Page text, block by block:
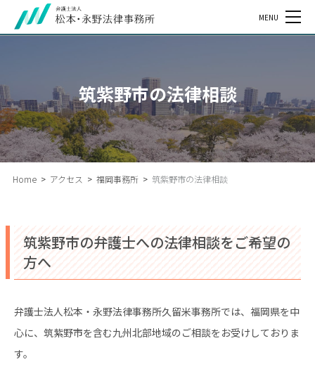
MENU
筑紫野市の法律相談
Home > アクセス > 福岡事務所 > 筑紫野市の法律相談
筑紫野市の弁護士への法律相談をご希望の
方へ
弁護士法人松本・永野法律事務所久留米事務所では、福岡県を中
心に、筑紫野市を含む九州北部地域のご相談をお受けしておりま
す。